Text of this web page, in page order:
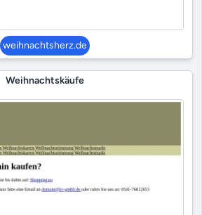
weihnachtsherz.de
Weihnachtskäufe